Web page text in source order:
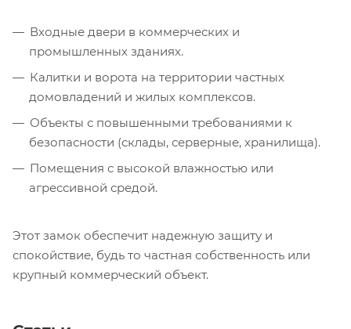
Входные двери в коммерческих и
промышленных зданиях.
Калитки и ворота на территории частных
домовладений и жилых комплексов.
Объекты с повышенными требованиями к
безопасности (склады, серверные, хранилища).
Помещения с высокой влажностью или
агрессивной средой.
Этот замок обеспечит надежную защиту и
спокойствие, будь то частная собственность или
крупный коммерческий объект.